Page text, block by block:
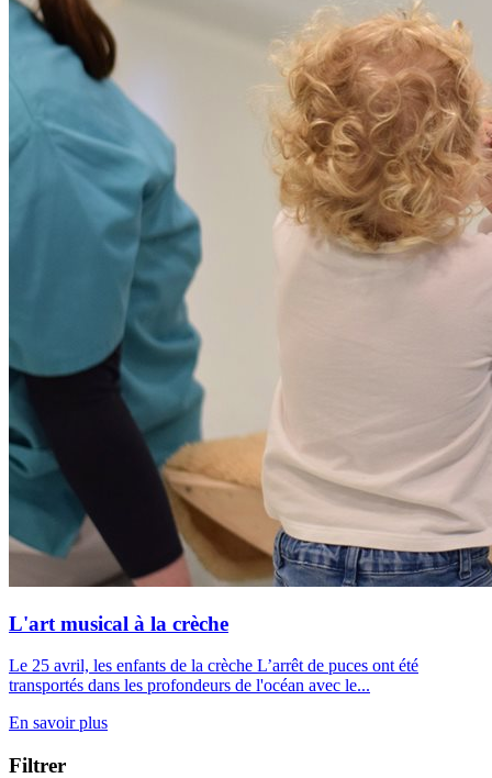
L'art musical à la crèche
Le 25 avril, les enfants de la crèche L’arrêt de puces ont été
transportés dans les profondeurs de l'océan avec le...
En savoir plus
Filtrer